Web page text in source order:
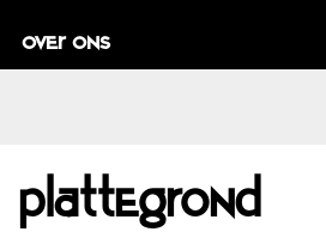
over ons
plattegrond